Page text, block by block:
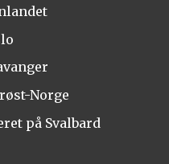
Norge
på Svalbard